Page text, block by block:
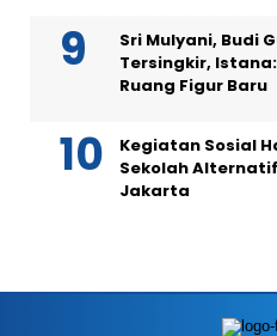
Sri Mulyani, Budi
Tersingkir,
Ruang Figur Baru
Kegiatan Sosial
Sekolah
Jakarta